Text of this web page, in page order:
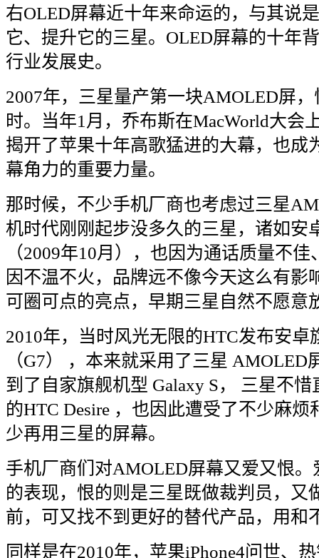
右OLED屏幕近十年来命运的，与其说
它、提升它的三星。 OLED屏幕的十年
行业发展史。
2007年，三星量产第一块AMOLED屏
时。当年1 月，乔布斯在MacWorld大会
揭开了苹果十年高歌猛进的大幕，也成
幕角力的重要力量。
那时候，不少手机厂商也考虑过三星
机时代刚刚起步没多久的三星，诸如安
（2009年10月），也因为通话质量不
因不温不火，品牌远不像今天这么有影
可圈可点的亮点，早期三星自然不愿意
2010年，当时风光无限的HTC发布安卓
（G7） ，本来就采用了三星 AMOLED
到了自家旗舰机型 Galaxy S，
三星不惜
的HTC Desire ，也因此遭受了不少麻烦
少再用三星的屏幕。
手机厂商们对AMOLED屏幕又爱又恨。
的表现，恨的则是三星既做裁判员，又
前，可又找不到更好的替代产品，用和
同样是在2010年，苹果iPhone4问世、